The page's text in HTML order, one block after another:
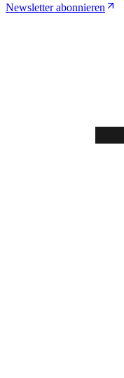
Newsletter abonnieren